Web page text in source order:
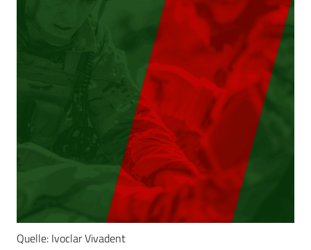
Quelle: Ivoclar Vivadent